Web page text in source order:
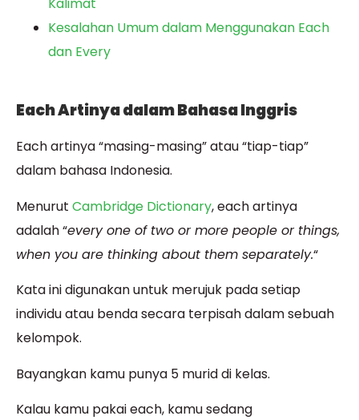
Kesalahan Umum dalam Menggunakan Each
dan Every
Each Artinya dalam Bahasa Inggris
Each artinya “masing-masing” atau “tiap-tiap”
dalam bahasa Indonesia.
Menurut Cambridge Dictionary, each artinya
adalah “every one of two or more people or things,
when you are thinking about them separately.“
Kata ini digunakan untuk merujuk pada setiap
individu atau benda secara terpisah dalam sebuah
kelompok.
Bayangkan kamu punya 5 murid di kelas.
Kalau kamu pakai each, kamu sedang